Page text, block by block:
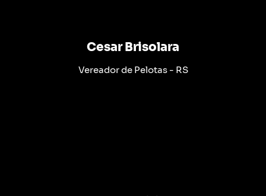
Cesar Brisolara
Vereador de Pelotas - RS